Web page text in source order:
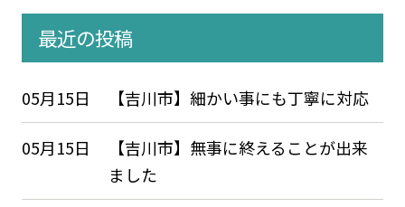
最近の投稿
05月15日 【吉川市】細かい事にも丁寧に対応
05月15日
【吉川市】無事に終えることが出来
ました